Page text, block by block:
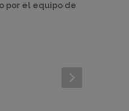
por el equipo de